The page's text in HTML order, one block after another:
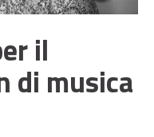
il
di musica